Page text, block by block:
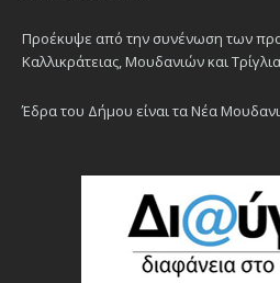
Προέκυψε από την συνένωση των
Καλλικράτειας, Μουδανιών και
Έδρα του Δήμου είναι τα Νέα